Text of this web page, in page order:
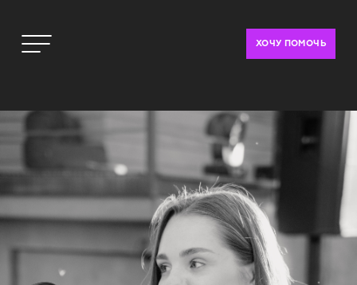
ХОЧУ ПОМОЧЬ